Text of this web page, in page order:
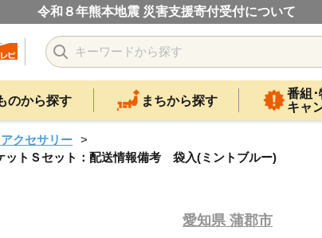
令和８年熊本地震 災害支援寄付受付について
のから探す まちから探す
番組･
キャ
クセサリー
ットＳセット：配送情報備考 袋入(ミントブルー)
愛知県 蒲郡市